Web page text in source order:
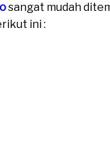
sangat mudah
ini :